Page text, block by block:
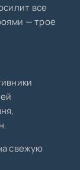
все
— трое
свежую